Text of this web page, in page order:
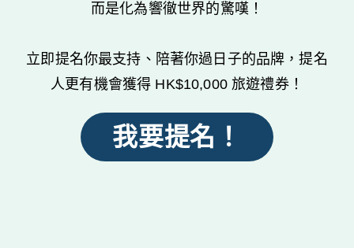
而是化為響徹世界的驚嘆！️
立即提名你最支持、陪著你過日子的品牌，提名
人更有機會獲得 HK$10,000 旅遊禮券！
我要提名！